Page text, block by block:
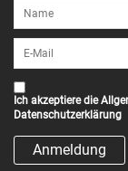
Ich akzeptiere die
Datenschutzerklärung